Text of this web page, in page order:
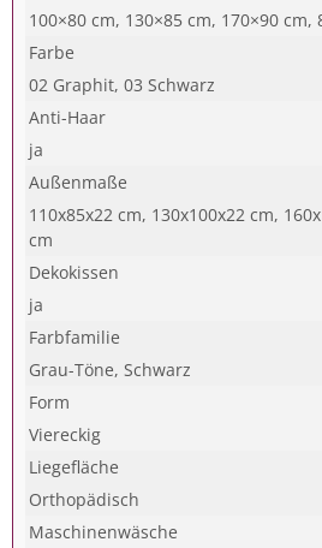
100×80 cm, 130×85 cm, 170×90 cm,
Farbe
02 Graphit, 03 Schwarz
Anti-Haar
ja
Außenmaße
110x85x22 cm, 130x100x22 cm,
cm
Dekokissen
ja
Farbfamilie
Grau-Töne, Schwarz
Form
Viereckig
Liegefläche
Orthopädisch
Maschinenwäsche